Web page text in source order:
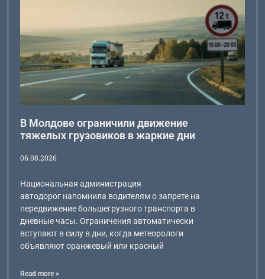
В Молдове ограничили движение
тяжелых грузовиков в жаркие дни
06.08.2026
Национальная администрация
автодорог напомнила водителям о запрете на
передвижение большегрузного транспорта в
дневные часы. Ограничения автоматически
вступают в силу в дни, когда метеорологи
объявляют оранжевый или красный
Read more >